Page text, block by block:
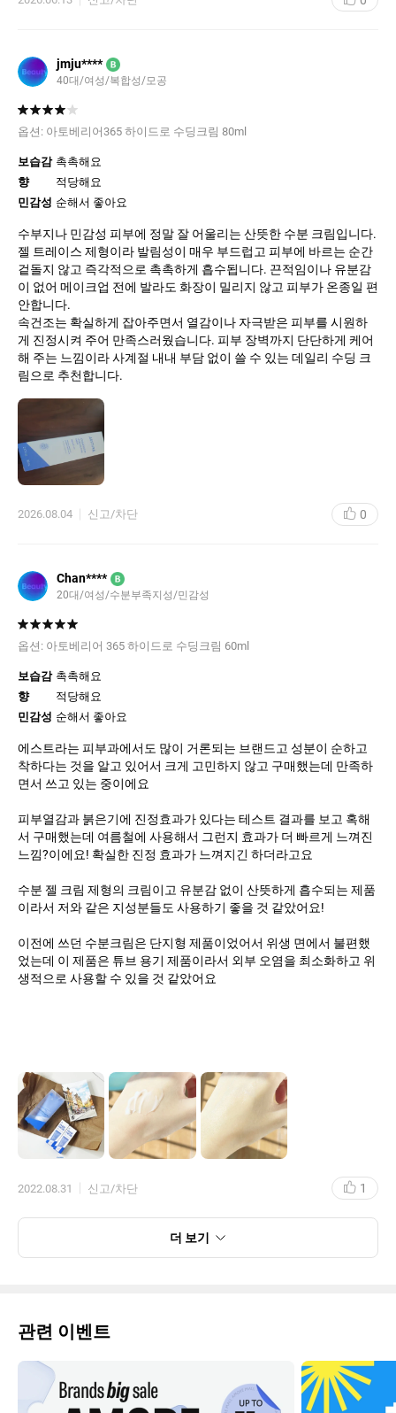
jmju**** B
40대 여성 복합성 모공
옵션: 아토베리어365 하이드로 수딩크림 80ml
보습감 촉촉해요
향
적당해요
민감성 순해서 좋아요
수부지나 민감성 피부에 정말 잘 어울리는 산뜻한 수분 크림입니다.
젤 트레이스 제형이라 발림성이 매우 부드럽고 피부에 바르는 순간
겉돌지 않고 즉각적으로 촉촉하게 흡수됩니다. 끈적임이나 유분감
이 없어 메이크업 전에 발라도 화장이 밀리지 않고 피부가 온종일 편
안합니다.
​속건조는 확실하게 잡아주면서 열감이나 자극받은 피부를 시원하
게 진정시켜 주어 만족스러웠습니다. 피부 장벽까지 단단하게 케어
해 주는 느낌이라 사계절 내내 부담 없이 쓸 수 있는 데일리 수딩 크
림으로 추천합니다.
2026.08.04 신고/차단 0
Chan**** B
20대 여성 수분부족지성 민감성
옵션: 아토베리어 365 하이드로 수딩크림 60ml
보습감 촉촉해요
향
적당해요
민감성 순해서 좋아요
에스트라는 피부과에서도 많이 거론되는 브랜드고 성분이 순하고
착하다는 것을 알고 있어서 크게 고민하지 않고 구매했는데 만족하
면서 쓰고 있는 중이에요
피부열감과 붉은기에 진정효과가 있다는 테스트 결과를 보고 혹해
서 구매했는데 여름철에 사용해서 그런지 효과가 더 빠르게 느껴진
느낌?이에요! 확실한 진정 효과가 느껴지긴 하더라고요
수분 젤 크림 제형의 크림이고 유분감 없이 산뜻하게 흡수되는 제품
이라서 저와 같은 지성분들도 사용하기 좋을 것 같았어요!
이전에 쓰던 수분크림은 단지형 제품이었어서 위생 면에서 불편했
었는데 이 제품은 튜브 용기 제품이라서 외부 오염을 최소화하고 위
생적으로 사용할 수 있을 것 같았어요
2022.08.31 신고/차단 1
더 보기
관련 이벤트